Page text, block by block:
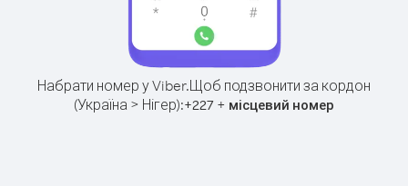
Набрати номер у Viber.Щоб подзвонити за кордон
(Україна > Нігер):+227 + місцевий номер